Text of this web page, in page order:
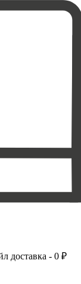
доставка - 0 ₽